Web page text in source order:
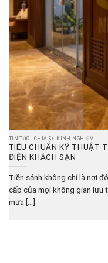
TIN TỨC - CHIA SẺ KINH NGHIỆM
TIÊU CHUẨN KỸ THUẬT
ĐIỆN KHÁCH SẠN
Tiền sảnh không chỉ là nơi
cấp của mọi không gian lưu
mưa [...]